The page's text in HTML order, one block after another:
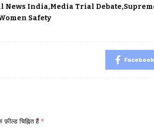
News India Media Trial Debate
Safety
Facebook
चिह्नित हैं *